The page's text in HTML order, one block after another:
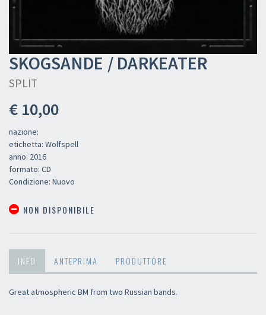
SKOGSANDE / DARKEATER
SPLIT
€ 10,00
nazione:
etichetta: Wolfspell
anno: 2016
formato: CD
Condizione: Nuovo
NON DISPONIBILE
INFO ANTEPRIMA PRODUTTORE
Great atmospheric BM from two Russian bands.